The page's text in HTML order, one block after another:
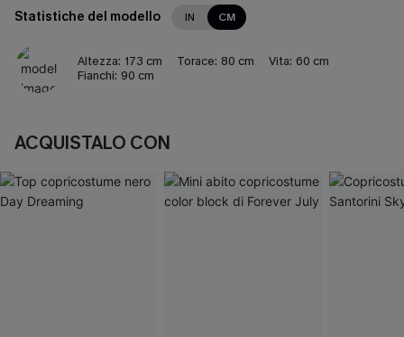
Statistiche del modello IN CM
Altezza: 173 cm Torace: 80 cm Vita: 60 cm
Fianchi: 90 cm
ACQUISTALO CON